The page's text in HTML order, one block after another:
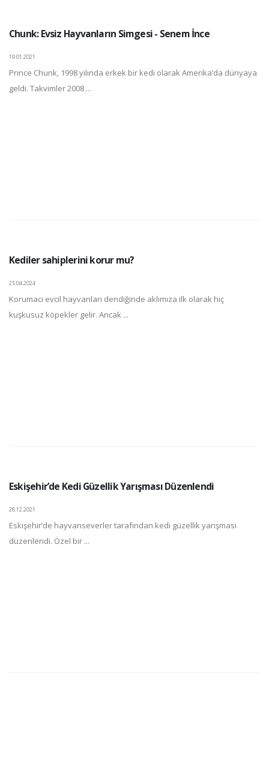
Chunk: Evsiz Hayvanların Simgesi - Senem İnce
19.01.2021
Prince Chunk, 1998 yılında erkek bir kedi olarak Amerika’da dünyaya
geldi. Takvimler 2008 ...
Kediler sahiplerini korur mu?
25.04.2024
Korumacı evcil hayvanları dendiğinde aklımıza ilk olarak hiç
kuşkusuz köpekler gelir. Ancak ...
Eskişehir’de Kedi Güzellik Yarışması Düzenlendi
28.12.2021
Eskişehir’de hayvanseverler tarafından kedi güzellik yarışması
düzenlendi. Özel bir ...